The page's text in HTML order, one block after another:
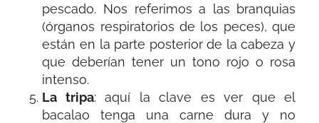
pescado. Nos referimos a las branquias
(órganos respiratorios de los peces), que
están en la parte posterior de la cabeza y
que deberían tener un tono rojo o rosa
intenso.
La tripa: aquí la clave es ver que el
bacalao tenga una carne dura y no